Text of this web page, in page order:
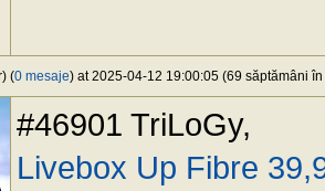
(0 mesaje) at 2025-04-12 19:00:05 (69 săptămâni în
#46901 TriLoGy,
Livebox Up Fibre